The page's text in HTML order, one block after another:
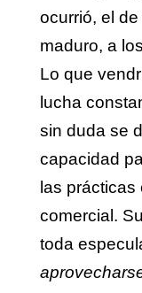
ocurrió, el
maduro, a
Lo que
lucha
sin duda se
capacidad
las
comercial.
toda